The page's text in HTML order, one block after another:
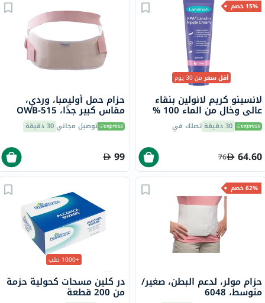
15% خصم
أقل سعرمن 30 يوم
لانسينو كريم لانولين بنقاء
عالي وخال من الماء 100 %
لعلاج الحلمات المتقرحة
والبشرة الجافة والمتشققة
30 دقيقة تصلك في
64.60
76
حزام حمل أوليمبا، وردي،
مقاس كبير جدًا، OWB-515
توصيل مجاني30 دقيقة
99
62% خصم
حزام مولر، لدعم البطن، صغير/
متوسط، 6048
+1000 طلب
در كلين مسحات كحولية حزمة
من 200 قطعة